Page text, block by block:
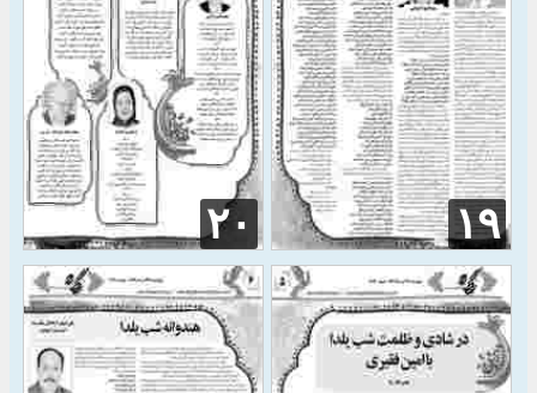
۱۹ ۲۰